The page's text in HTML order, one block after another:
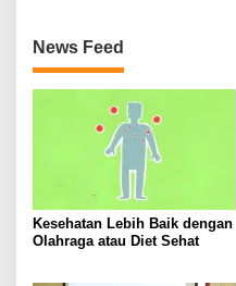
News Feed
Kesehatan Lebih Baik dengan
Olahraga atau Diet Sehat